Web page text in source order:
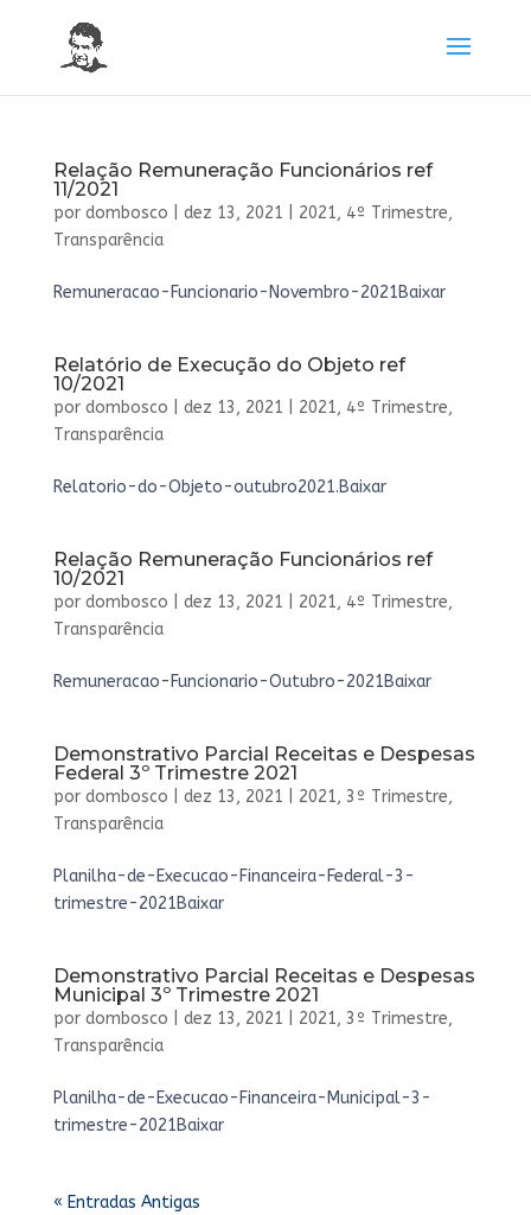
Relação Remuneração Funcionários ref
11/2021
por dombosco dez 13, 2021 2021, 4º Trimestre,
Transparência
Remuneracao-Funcionario-Novembro-2021Baixar
Relatório de Execução do Objeto ref
10/2021
por dombosco dez 13, 2021 2021, 4º Trimestre,
Transparência
Relatorio-do-Objeto-outubro2021.Baixar
Relação Remuneração Funcionários ref
10/2021
por dombosco dez 13, 2021 2021, 4º Trimestre,
Transparência
Remuneracao-Funcionario-Outubro-2021Baixar
Demonstrativo Parcial Receitas e Despesas
Federal 3º Trimestre 2021
por dombosco dez 13, 2021 2021, 3º Trimestre,
Transparência
Planilha-de-Execucao-Financeira-Federal-3-
trimestre-2021Baixar
Demonstrativo Parcial Receitas e Despesas
Municipal 3º Trimestre 2021
por dombosco dez 13, 2021 2021, 3º Trimestre,
Transparência
Planilha-de-Execucao-Financeira-Municipal-3-
trimestre-2021Baixar
« Entradas Antigas